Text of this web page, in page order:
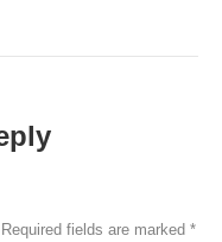
fields are marked *